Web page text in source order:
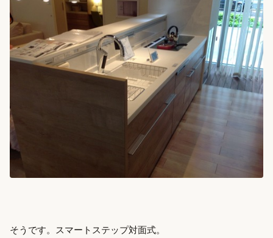
そうです。スマートステップ対面式。